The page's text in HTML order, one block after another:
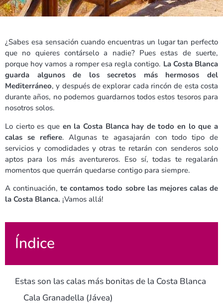
¿Sabes esa sensación cuando encuentras un lugar tan perfecto
que no quieres contárselo a nadie? Pues estas de suerte,
porque hoy vamos a romper esa regla contigo. La Costa Blanca
guarda algunos de los secretos más hermosos del
Mediterráneo, y después de explorar cada rincón de esta costa
durante años, no podemos guardarnos todos estos tesoros para
nosotros solos.
Lo cierto es que en la Costa Blanca hay de todo en lo que a
calas se refiere. Algunas te agasajarán con todo tipo de
servicios y comodidades y otras te retarán con senderos solo
aptos para los más aventureros. Eso sí, todas te regalarán
momentos que querrán quedarse contigo para siempre.
A continuación,te contamos todo sobre las mejores calas de
la Costa Blanca. ¡Vamos allá!
Índice
Estas son las calas más bonitas de la Costa Blanca
Cala Granadella (Jávea)